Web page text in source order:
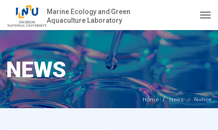
Marine Ecology and Green
Aquaculture Laboratory
NEWS
Home News Notice